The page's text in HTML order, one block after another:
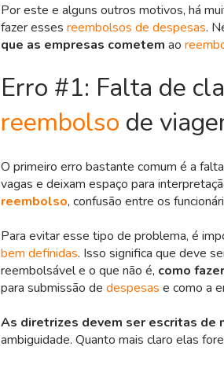
Por este e alguns outros motivos, há
fazer esses reembolsos de despesas.
que as empresas cometem ao
Erro #1: Falta de
reembolso de
O primeiro erro bastante comum é a
vagas e deixam espaço para
reembolso, confusão entre os
Para evitar esse tipo de problema, é
bem definidas. Isso significa que deve
reembolsável e o que não é, como
para submissão de despesas e como a
As diretrizes devem ser escritas de
ambiguidade. Quanto mais claro elas